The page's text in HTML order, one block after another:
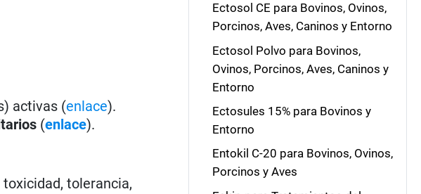
activas (enlace).
(enlace).
tolerancia,
Ectosol CE para Bovinos, Ovinos,
Porcinos, Aves, Caninos y Entorno
Ectosol Polvo para Bovinos,
Ovinos, Porcinos, Aves, Caninos y
Entorno
Ectosules 15% para Bovinos y
Entorno
Entokil C-20 para Bovinos, Ovinos,
Porcinos y Aves